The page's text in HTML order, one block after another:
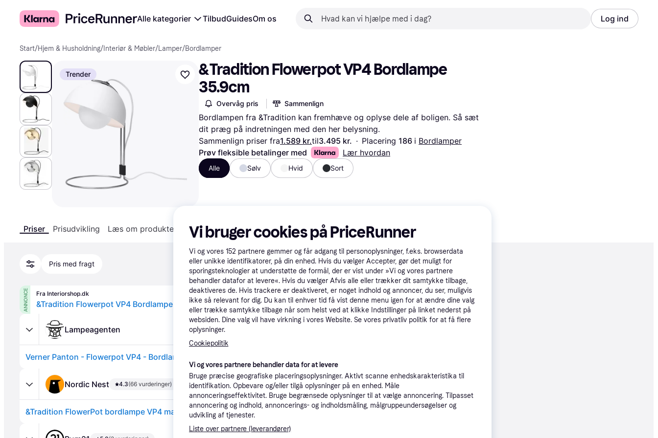
Alle kategorier TilbudGuidesOm os Log ind
Start/Hjem & Husholdning/ Interiør & Møbler/Lamper/Bordlamper
Trender
&Tradition Flowerpot VP4 Bordlampe
35.9cm
Overvåg pris Sammenlign
Bordlampen fra &Tradition kan fremhæve og oplyse dele af boligen. Så sæt
dit præg på indretningen med den her belysning.
Sammenlign priser fra1.589 kr.til3.495 kr. · Placering 186 i Bordlamper
Prøv fleksible betalinger med
Lær hvordan
Alle Sølv Hvid Sort
Priser Prisudvikling Læs om produktet Specifikationer
Pris med fragt Promoveret
ANNONCE Fra Interiorshop.dk
&Tradition Flowerpot VP4 Bordlampe Matt Black Fri fragt 1.664 kr.
Eller 555 kr./md.
Lampeagenten
Nordic Nest 4.3(66 vurderinger)
&Tradition FlowerPot bordlampe VP4 mat sort. Fri fragt 4-6 dage 1.599 kr.
Vi bruger cookies på PriceRunner
Vi og vores 152 partnere gemmer og får adgang til personoplysninger, f.eks. browserdata
eller unikke identifikatorer, på din enhed. Hvis du vælger Accepter, gør det muligt for
sporingsteknologier at understøtte de formål, der er vist under »Vi og vores partnere
behandler datafor at levere«. Hvis du vælger Afvis alle eller trækker dit samtykke tilbage,
deaktiveres de. Hvis trackere er deaktiveret, er noget indhold og annoncer, du ser, muligvis
ikke så relevant for dig. Du kan til enhver tid få vist denne menu igen for at ændre dine valg
eller trække samtykke tilbage når som helst ved at klikke Indstillinger på linket nederst på
websiden. Dine valg vil have virkning i vores Website. Se vores privatliv politik for at få flere
oplysninger.
Cookiepolitik
Vi og vores partnere behandler data for at levere
Bruge præcise geografiske placeringsoplysninger. Aktivt scanne enhedskarakteristika til
identifikation. Opbevare og/eller tilgå oplysninger på en enhed. Måle
annonceringseffektivitet. Bruge begrænsede oplysninger til at vælge annoncering. Tilpasset
annoncering og indhold, annoncerings- og indholdsmåling, målgruppeundersøgelser og
udvikling af tjenester.
Liste over partnere (leverandører)